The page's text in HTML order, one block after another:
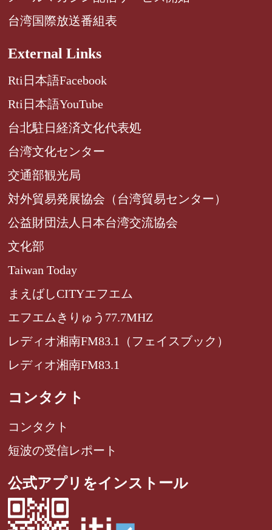
台湾国際放送番組表
External Links
Rti日本語Facebook
Rti日本語YouTube
台北駐日経済文化代表処
台湾文化センター
交通部観光局
対外貿易発展協会（台湾貿易センター）
公益財団法人日本台湾交流協会
文化部
Taiwan Today
まえばしCITYエフエム
エフエムきりゅう77.7MHZ
レディオ湘南FM83.1（フェイスブック）
レディオ湘南FM83.1
コンタクト
コンタクト
短波の受信レポート
公式アプリをインストール